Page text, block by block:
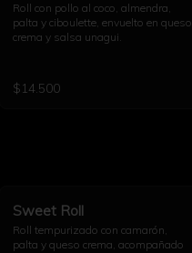
Roll con pollo al coco, almendra,
palta y ciboulette, envuelto en queso
crema y salsa unagui.
$14.500
Sweet Roll
Roll tempurizado con camarón,
palta y queso crema, acompañado